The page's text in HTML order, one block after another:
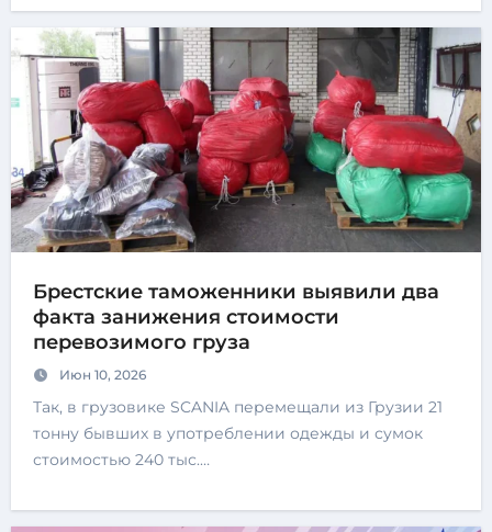
Брестские таможенники выявили два
факта занижения стоимости
перевозимого груза
Июн 10, 2026
Так, в грузовике SCANIA перемещали из Грузии 21
тонну бывших в употреблении одежды и сумок
стоимостью 240 тыс.…